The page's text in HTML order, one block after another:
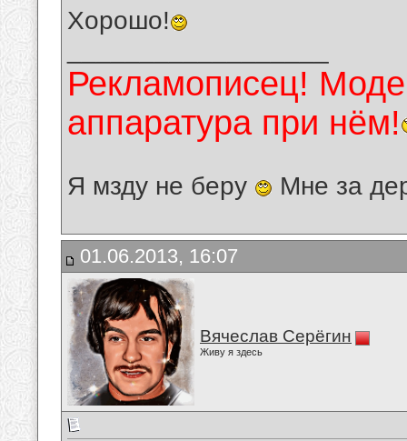
Хорошо!
Рекламописец!
аппаратура при нём!
Я мзду не беру Мне за
01.06.2013, 16:07
Вячеслав Серёгин
Живу я здесь